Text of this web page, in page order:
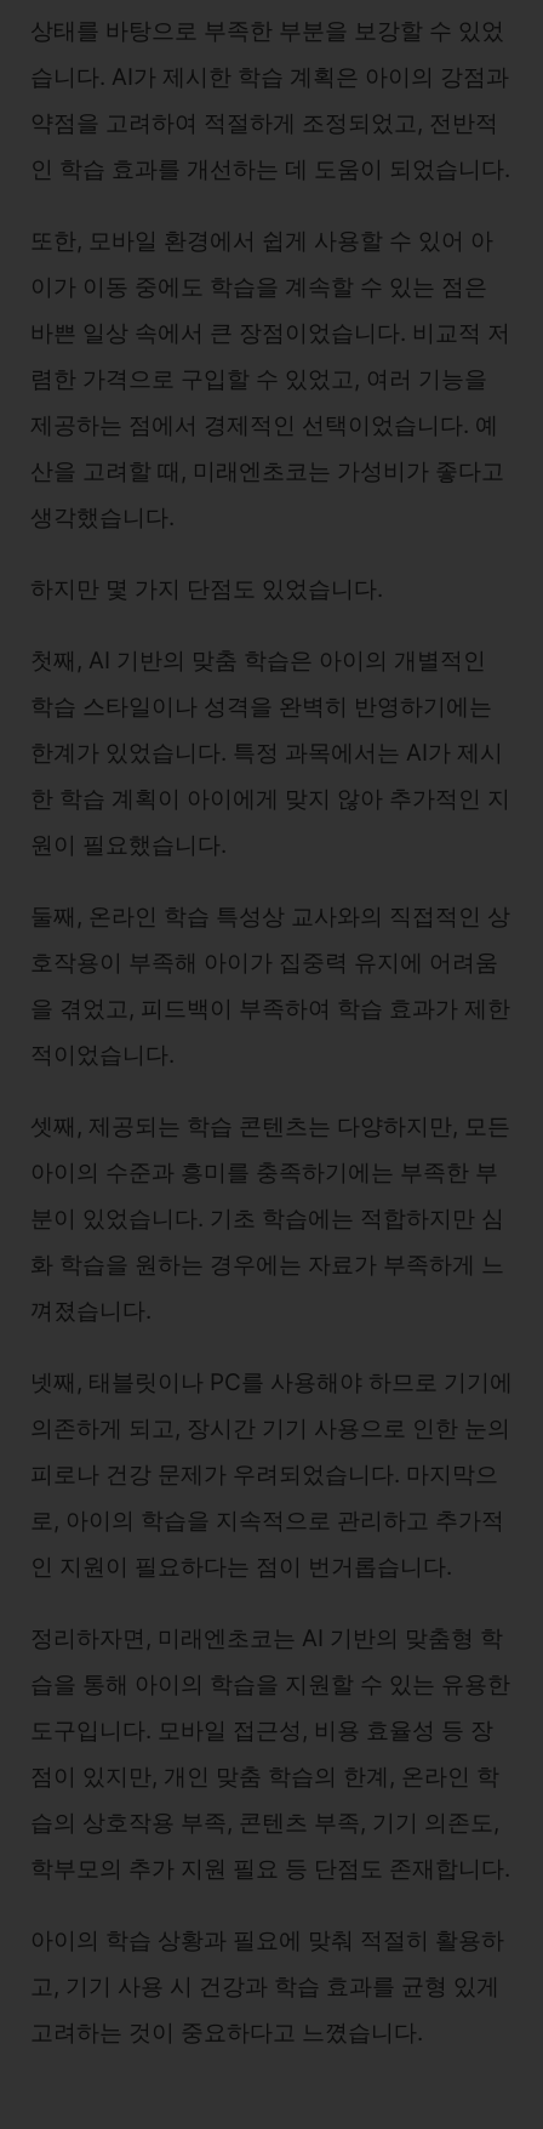
상태를 바탕으로 부족한 부분을 보강할 수 있었
습니다. AI가 제시한 학습 계획은 아이의 강점과
약점을 고려하여 적절하게 조정되었고, 전반적
인 학습 효과를 개선하는 데 도움이 되었습니다.
또한, 모바일 환경에서 쉽게 사용할 수 있어 아
이가 이동 중에도 학습을 계속할 수 있는 점은
바쁜 일상 속에서 큰 장점이었습니다. 비교적 저
렴한 가격으로 구입할 수 있었고, 여러 기능을
제공하는 점에서 경제적인 선택이었습니다. 예
산을 고려할 때, 미래엔초코는 가성비가 좋다고
생각했습니다.
하지만 몇 가지 단점도 있었습니다.
첫째, AI 기반의 맞춤 학습은 아이의 개별적인
학습 스타일이나 성격을 완벽히 반영하기에는
한계가 있었습니다. 특정 과목에서는 AI가 제시
한 학습 계획이 아이에게 맞지 않아 추가적인 지
원이 필요했습니다.
둘째, 온라인 학습 특성상 교사와의 직접적인 상
호작용이 부족해 아이가 집중력 유지에 어려움
을 겪었고, 피드백이 부족하여 학습 효과가 제한
적이었습니다.
셋째, 제공되는 학습 콘텐츠는 다양하지만, 모든
아이의 수준과 흥미를 충족하기에는 부족한 부
분이 있었습니다. 기초 학습에는 적합하지만 심
화 학습을 원하는 경우에는 자료가 부족하게 느
껴졌습니다.
넷째, 태블릿이나 PC를 사용해야 하므로 기기에
의존하게 되고, 장시간 기기 사용으로 인한 눈의
피로나 건강 문제가 우려되었습니다. 마지막으
로, 아이의 학습을 지속적으로 관리하고 추가적
인 지원이 필요하다는 점이 번거롭습니다.
정리하자면, 미래엔초코는 AI 기반의 맞춤형 학
습을 통해 아이의 학습을 지원할 수 있는 유용한
도구입니다. 모바일 접근성, 비용 효율성 등 장
점이 있지만, 개인 맞춤 학습의 한계, 온라인 학
습의 상호작용 부족, 콘텐츠 부족, 기기 의존도,
학부모의 추가 지원 필요 등 단점도 존재합니다.
아이의 학습 상황과 필요에 맞춰 적절히 활용하
고, 기기 사용 시 건강과 학습 효과를 균형 있게
고려하는 것이 중요하다고 느꼈습니다.